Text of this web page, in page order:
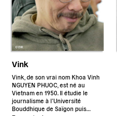
Vink
Vink, de son vrai nom Khoa Vinh
NGUYEN PHUOC, est né au
Vietnam en 1950. Il étudie le
journalisme à l’Université
Bouddhique de Saïgon puis…